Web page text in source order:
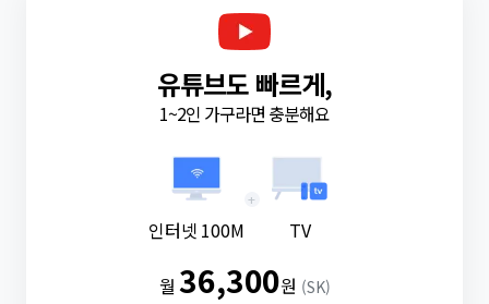
유튜브도 빠르게,
1~2인 가구라면 충분해요
인터넷 100M
+
TV
월36,300원 (SK)